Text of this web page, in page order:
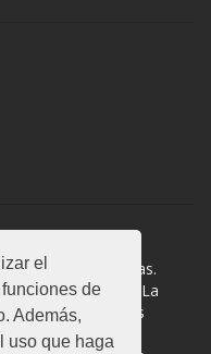
el
de
Además,
uso que haga
cientos de personas.
en la vida real. La
no facilites
cuentan con